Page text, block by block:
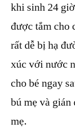
khi sinh 24
được tắm cho
rất dễ bị hạ
xúc với nước
cho bé ngay
bú mẹ và
mẹ.